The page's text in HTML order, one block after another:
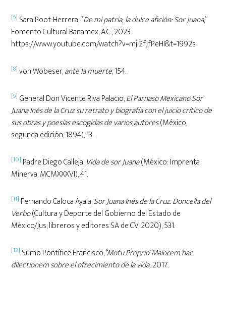
[6] Sara Poot-Herrera, “De mi patria, la dulce afición: Sor Juana,”
Fomento Cultural Banamex, A.C., 2023.
https://www.youtube.com/watch?v=mji2fJfPeHI&t=1992s
[8] von Wobeser,ante la muerte, 154.
[9] General Don Vicente Riva Palacio,El Parnaso Mexicano Sor
Juana Inés de la Cruz su retrato y biografía con el juicio crítico de
sus obras y poesías escogidas de varios autores(México,
segunda edición, 1894), 13.
[10] Padre Diego Calleja,Vida de sor Juana(México: Imprenta
Minerva, MCMXXXVI), 41.
[11] Fernando Caloca Ayala,Sor Juana Inés de la Cruz. Doncella del
Verbo(Cultura y Deporte del Gobierno del Estado de
México/Jus, libreros y editores SA de CV, 2020), 531.
[12] Sumo Pontífice Francisco,“Motu Proprio”Maiorem hac
dilectionem sobre el ofrecimiento de la vida,2017.